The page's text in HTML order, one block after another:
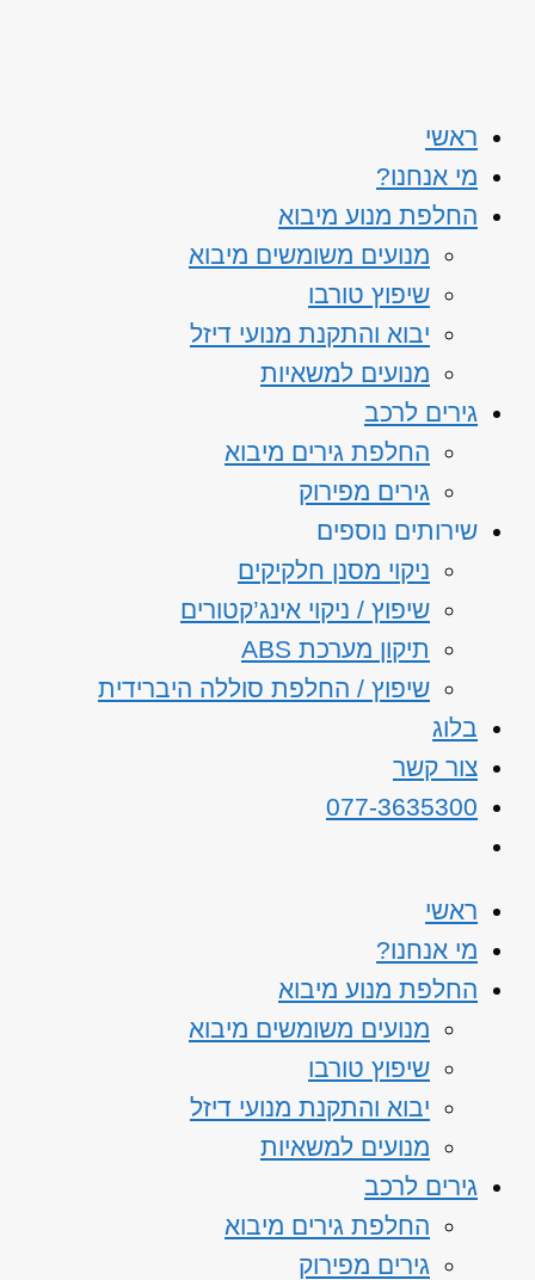
ראשי
מי אנחנו?
החלפת מנוע מיבוא
מנועים משומשים מיבוא
שיפוץ טורבו
יבוא והתקנת מנועי דיזל
מנועים למשאיות
גירים לרכב
החלפת גירים מיבוא
גירים מפירוק
שירותים נוספים
ניקוי מסנן חלקיקים
שיפוץ / ניקוי אינג’קטורים
תיקון מערכת ABS
שיפוץ / החלפת סוללה היברידית
בלוג
צור קשר
077-3635300
ראשי
מי אנחנו?
החלפת מנוע מיבוא
מנועים משומשים מיבוא
שיפוץ טורבו
יבוא והתקנת מנועי דיזל
מנועים למשאיות
גירים לרכב
החלפת גירים מיבוא
גירים מפירוק